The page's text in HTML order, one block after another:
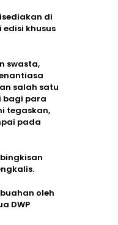
di
khusus
swasta,
salah satu
bagi para
tegaskan,
pada
oleh
DWP